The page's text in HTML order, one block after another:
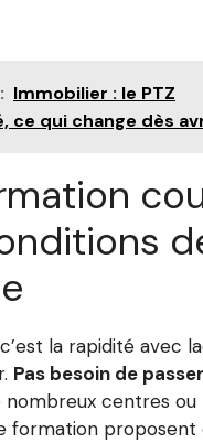
Immobilier : le PTZ
ce qui change dès
la rapidité avec
Pas besoin de
nombreux centres ou
formation proposent